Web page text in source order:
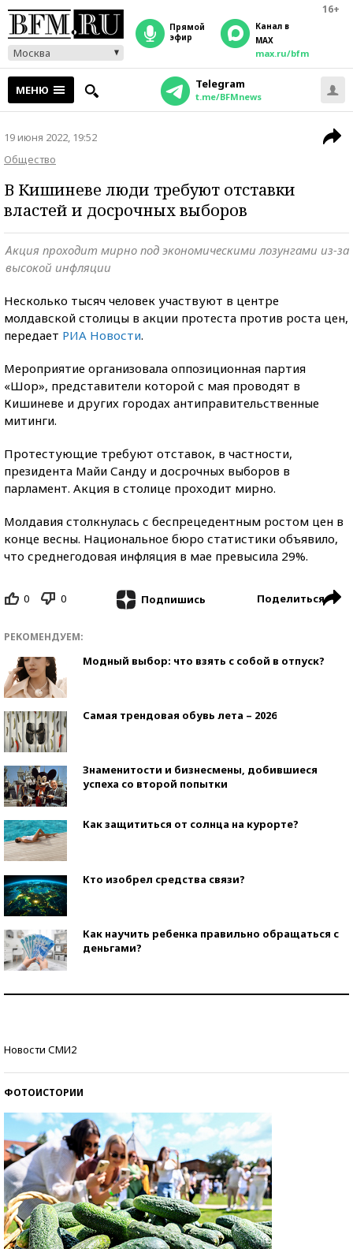
16+
Москва
прямой
эфир
Канал в
MAX
max.ru/bfm
МЕНЮ Telegram
t.me/BFMnews
19 июня 2022, 19:52
Общество
В Кишиневе люди требуют отставки
властей и досрочных выборов
Акция проходит мирно под экономическими лозунгами из-за
высокой инфляции
Несколько тысяч человек участвуют в центре
молдавской столицы в акции протеста против роста цен,
передает РИА Новости.
Мероприятие организовала оппозиционная партия
«Шор», представители которой с мая проводят в
Кишиневе и других городах антиправительственные
митинги.
Протестующие требуют отставок, в частности,
президента Майи Санду и досрочных выборов в
парламент. Акция в столице проходит мирно.
Молдавия столкнулась с беспрецедентным ростом цен в
конце весны. Национальное бюро статистики объявило,
что среднегодовая инфляция в мае превысила 29%.
0 0 Подпишись Поделиться
РЕКОМЕНДУЕМ:
Модный выбор: что взять с собой в отпуск?
Самая трендовая обувь лета – 2026
Знаменитости и бизнесмены, добившиеся
успеха со второй попытки
Как защититься от солнца на курорте?
Кто изобрел средства связи?
Как научить ребенка правильно обращаться с
деньгами?
Новости СМИ2
ФОТОИСТОРИИ